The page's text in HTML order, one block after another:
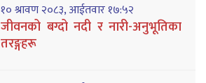
१० श्रावण २०८३, आईतवार १७:५२
जीवनको बग्दो नदी र नारी-अनुभूतिका
तरङ्गहरू